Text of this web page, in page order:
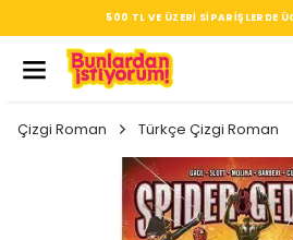
SEÇTIĞIN HER ÜRÜN,
Çizgi Roman Türkçe Çizgi Roman